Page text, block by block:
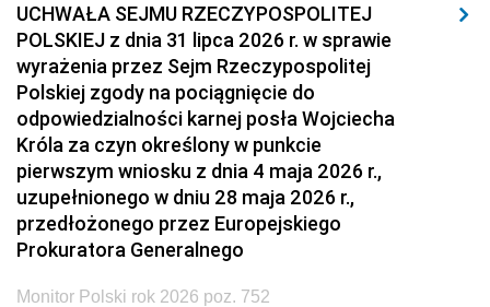
UCHWAŁA SEJMU RZECZYPOSPOLITEJ
POLSKIEJ z dnia 31 lipca 2026 r. w sprawie
wyrażenia przez Sejm Rzeczypospolitej
Polskiej zgody na pociągnięcie do
odpowiedzialności karnej posła Wojciecha
Króla za czyn określony w punkcie
pierwszym wniosku z dnia 4 maja 2026 r.,
uzupełnionego w dniu 28 maja 2026 r.,
przedłożonego przez Europejskiego
Prokuratora Generalnego
Monitor Polski rok 2026 poz. 752